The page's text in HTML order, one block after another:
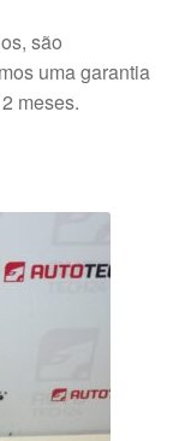
são
uma garantia
meses.